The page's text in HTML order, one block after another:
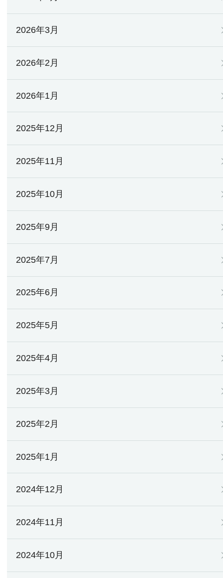
2026年3月
2026年2月
2026年1月
2025年12月
2025年11月
2025年10月
2025年9月
2025年7月
2025年6月
2025年5月
2025年4月
2025年3月
2025年2月
2025年1月
2024年12月
2024年11月
2024年10月